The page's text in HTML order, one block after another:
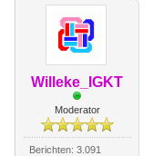
Willeke_IGKT
Moderator
Berichten: 3.091